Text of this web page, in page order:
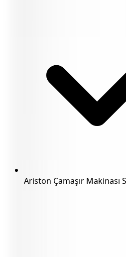
Ariston Çamaşır Makinası